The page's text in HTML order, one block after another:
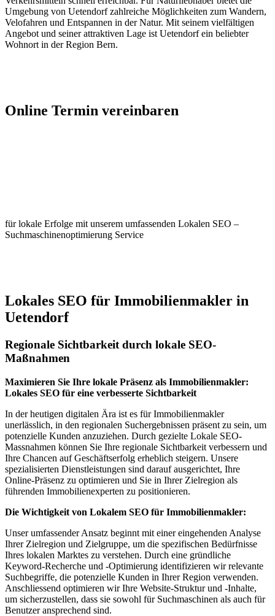
Umgebung von Uetendorf zahlreiche Möglichkeiten zum Wandern,
Velofahren und Entspannen in der Natur. Mit seinem vielfältigen
Angebot und seiner attraktiven Lage ist Uetendorf ein beliebter
Wohnort in der Region Bern.
Online Termin vereinbaren
für lokale Erfolge mit unserem umfassenden Lokalen SEO –
Suchmaschinenoptimierung Service
Lokales SEO für Immobilienmakler in
Uetendorf
Regionale Sichtbarkeit durch lokale SEO-
Maßnahmen
Maximieren Sie Ihre lokale Präsenz als Immobilienmakler:
Lokales SEO für eine verbesserte Sichtbarkeit
In der heutigen digitalen Ära ist es für Immobilienmakler
unerlässlich, in den regionalen Suchergebnissen präsent zu sein, um
potenzielle Kunden anzuziehen. Durch gezielte Lokale SEO-
Massnahmen können Sie Ihre regionale Sichtbarkeit verbessern und
Ihre Chancen auf Geschäftserfolg erheblich steigern. Unsere
spezialisierten Dienstleistungen sind darauf ausgerichtet, Ihre
Online-Präsenz zu optimieren und Sie in Ihrer Zielregion als
führenden Immobilienexperten zu positionieren.
Die Wichtigkeit von Lokalem SEO für Immobilienmakler:
Unser umfassender Ansatz beginnt mit einer eingehenden Analyse
Ihrer Zielregion und Zielgruppe, um die spezifischen Bedürfnisse
Ihres lokalen Marktes zu verstehen. Durch eine gründliche
Keyword-Recherche und -Optimierung identifizieren wir relevante
Suchbegriffe, die potenzielle Kunden in Ihrer Region verwenden.
Anschliessend optimieren wir Ihre Website-Struktur und -Inhalte,
um sicherzustellen, dass sie sowohl für Suchmaschinen als auch für
Benutzer ansprechend sind.